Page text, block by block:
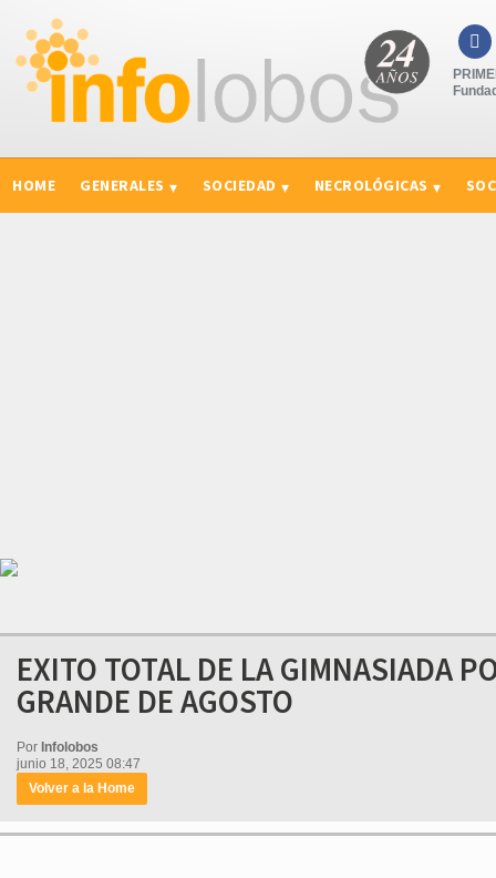

HOME GENERALES SOCIEDAD NECROLÓGICAS
EXITO TOTAL DE LA GIMNASIADA
GRANDE DE AGOSTO
Por Infolobos
junio 18, 2025 08:47
Volver a la Home